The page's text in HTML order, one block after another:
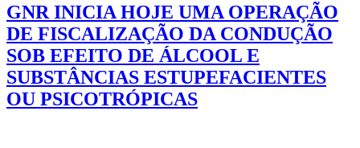
GNR INICIA HOJE UMA OPERAÇÃO
DE FISCALIZAÇÃO DA CONDUÇÃO
SOB EFEITO DE ÁLCOOL E
SUBSTÂNCIAS ESTUPEFACIENTES
OU PSICOTRÓPICAS